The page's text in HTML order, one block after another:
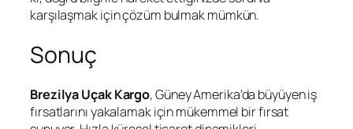
karşılaşmak için çözüm bulmak mümkün.
Sonuç
Brezilya Uçak Kargo, Güney Amerika’da büyüyen iş
fırsatlarını yakalamak için mükemmel bir fırsat